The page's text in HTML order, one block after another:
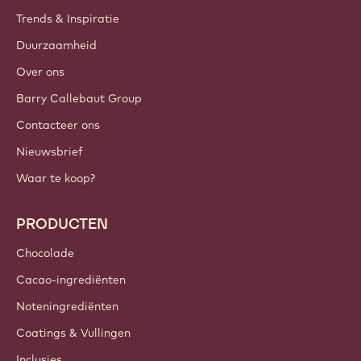
Trends & Inspiratie
Duurzaamheid
Over ons
Barry Callebaut Group
Contacteer ons
Nieuwsbrief
Waar te koop?
PRODUCTEN
Chocolade
Cacao-ingrediënten
Noteningrediënten
Coatings & Vullingen